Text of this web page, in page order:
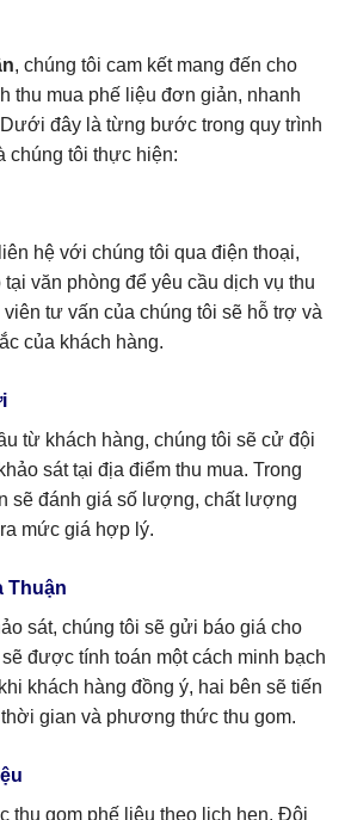
, chúng tôi cam kết mang đến cho
thu mua phế liệu đơn giản, nhanh
đây là từng bước trong quy trình
chúng tôi thực hiện:
hệ với chúng tôi qua điện thoại,
văn phòng để yêu cầu dịch vụ thu
tư vấn của chúng tôi sẽ hỗ trợ và
của khách hàng.
từ khách hàng, chúng tôi sẽ cử đội
sát tại địa điểm thu mua. Trong
sẽ đánh giá số lượng, chất lượng
mức giá hợp lý.
Thuận
sát, chúng tôi sẽ gửi báo giá cho
được tính toán một cách minh bạch
khách hàng đồng ý, hai bên sẽ tiến
gian và phương thức thu gom.
thu gom phế liệu theo lịch hẹn. Đội